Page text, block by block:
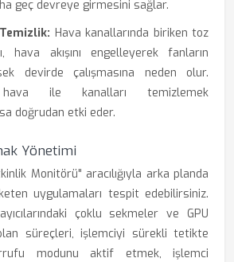
geç devreye girmesini sağlar.
Hava kanallarında biriken toz
hava akışını engelleyerek fanların
devirde çalışmasına neden olur.
hava ile kanalları temizlemek
doğrudan etki eder.
Yönetimi
Monitörü" aracılığıyla arka planda
uygulamaları tespit edebilirsiniz.
çoklu sekmeler ve GPU
süreçleri, işlemciyi sürekli tetikte
modunu aktif etmek, işlemci